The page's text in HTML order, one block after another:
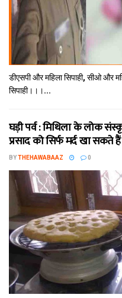
डीएसपी और महिला सिपाही, सीओ और
सिपाही।।।...
घड़ी पर्व : मिथि‍ला के लोक
प्रसाद को सिर्फ मर्द खा सकते हैं
BYTHEHAWABAAZ 0